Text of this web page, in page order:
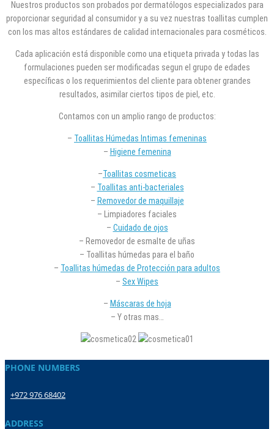
Nuestros productos son probados por dermatólogos especializados para
proporcionar seguridad al consumidor y a su vez nuestras toallitas cumplen
con los mas altos estándares de calidad internacionales para cosméticos.
Cada aplicación está disponible como una etiqueta privada y todas las
formulaciones pueden ser modificadas segun el grupo de edades
específicas o los requerimientos del cliente para obtener grandes
resultados, asimilar ciertos tipos de piel, etc.
Contamos con un amplio rango de productos:
– Toallitas Húmedas Intimas femeninas
– Higiene femenina
–Toallitas cosmeticas
– Toallitas anti-bacteriales
– Removedor de maquillaje
– Limpiadores faciales
– Cuidado de ojos
– Removedor de esmalte de uñas
– Toallitas húmedas para el baño
– Toallitas húmedas de Protección para adultos
– Sex Wipes
– Máscaras de hoja
– Y otras mas…
PHONE NUMBERS
+972 976 68402
ADDRESS